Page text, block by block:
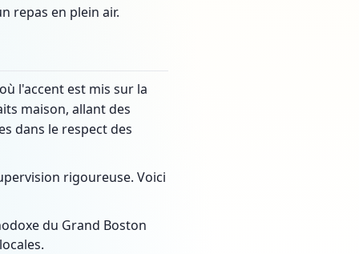
repas en plein air.
l'accent est mis sur la
maison, allant des
dans le respect des
rigoureuse. Voici
du Grand Boston